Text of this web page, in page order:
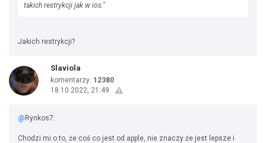
takich restrykcji jak w ios."
Jakich restrykcji?
Slaviola
komentarzy: 12380
18.10.2022, 21:49
@ Rynkos7:
Chodzi mi o to, że coś co jest od apple, nie znaczy że jest lepsze i